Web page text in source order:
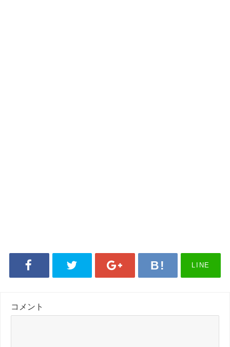
LINE
コメント